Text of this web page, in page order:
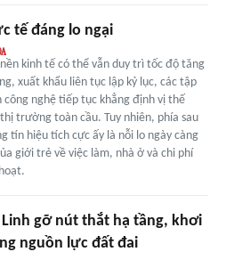
tế đáng lo ngại
kinh tế có thể vẫn duy trì tốc độ tăng
xuất khẩu liên tục lập kỷ lục, các tập
công nghệ tiếp tục khẳng định vị thế
trường toàn cầu. Tuy nhiên, phía sau
tín hiệu tích cực ấy là nỗi lo ngày càng
giới trẻ về việc làm, nhà ở và chi phí
Linh gỡ nút thắt hạ tầng, khơi
nguồn lực đất đai